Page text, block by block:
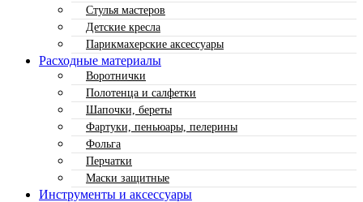
Стулья мастеров
Детские кресла
Парикмахерские аксессуары
Расходные материалы
Воротнички
Полотенца и салфетки
Шапочки, береты
Фартуки, пеньюары, пелерины
Фольга
Перчатки
Маски защитные
Инструменты и аксессуары